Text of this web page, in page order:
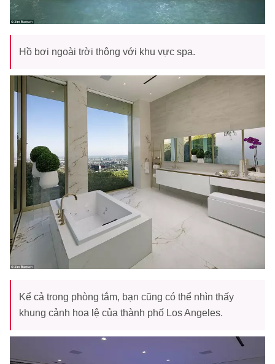
Hồ bơi ngoài trời thông với khu vực spa.
Kể cả trong phòng tắm, bạn cũng có thể nhìn thấy
khung cảnh hoa lệ của thành phố Los Angeles.